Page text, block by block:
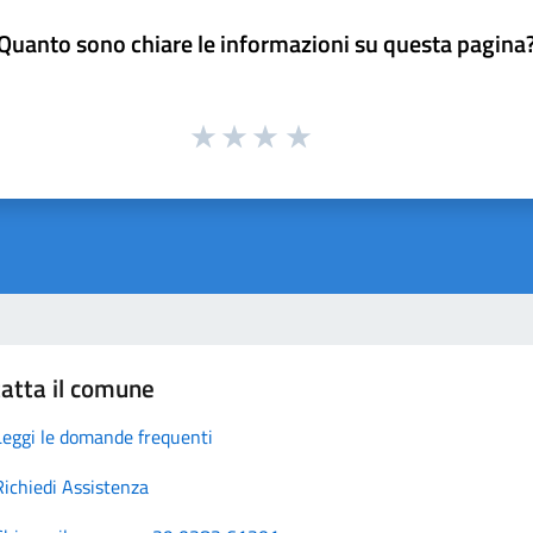
sono chiare le informazioni su questa
il comune
le domande frequenti
Assistenza